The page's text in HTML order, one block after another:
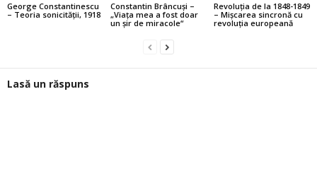
George Constantinescu
– Teoria sonicităţii, 1918
Constantin Brâncuşi –
„Viaţa mea a fost doar
un şir de miracole“
Revoluţia de la 1848-1849
– Mişcarea sincronă cu
revoluţia europeană
Lasă un răspuns